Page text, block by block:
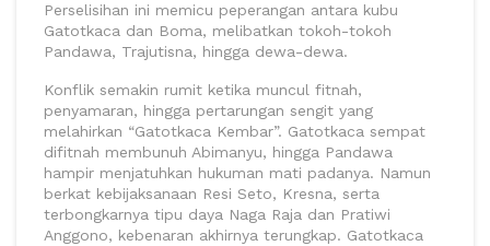
Perselisihan ini memicu peperangan antara kubu
Gatotkaca dan Boma, melibatkan tokoh-tokoh
Pandawa, Trajutisna, hingga dewa-dewa.
Konflik semakin rumit ketika muncul fitnah,
penyamaran, hingga pertarungan sengit yang
melahirkan “Gatotkaca Kembar”. Gatotkaca sempat
difitnah membunuh Abimanyu, hingga Pandawa
hampir menjatuhkan hukuman mati padanya. Namun
berkat kebijaksanaan Resi Seto, Kresna, serta
terbongkarnya tipu daya Naga Raja dan Pratiwi
Anggono, kebenaran akhirnya terungkap. Gatotkaca